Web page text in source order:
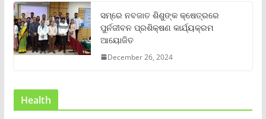
ସମ୍‌ରେ ନବଜାତ ଶିଶୁଙ୍କ କ୍ଷେତ୍ରରେ
ପୁର୍ନଜୀବନ ପ୍ରଶିକ୍ଷଣ କାର୍ଯ୍ୟକ୍ରମ
ଆୟୋଜିତ
December 26, 2024
Health